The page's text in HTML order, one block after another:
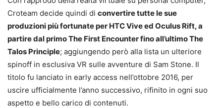
Croteam decide quindi di convertire tutte le sue
produzioni più fortunate per HTC Vive ed Oculus Rift, a
partire dal primo The First Encounter fino all’ultimo The
Talos Principle; aggiungendo però alla lista un ulteriore
spinoff in esclusiva VR sulle avventure di Sam Stone. Il
titolo fu lanciato in early access nell’ottobre 2016, per
uscire ufficialmente l’anno successivo, rifinito in ogni suo
aspetto e bello carico di contenuti.